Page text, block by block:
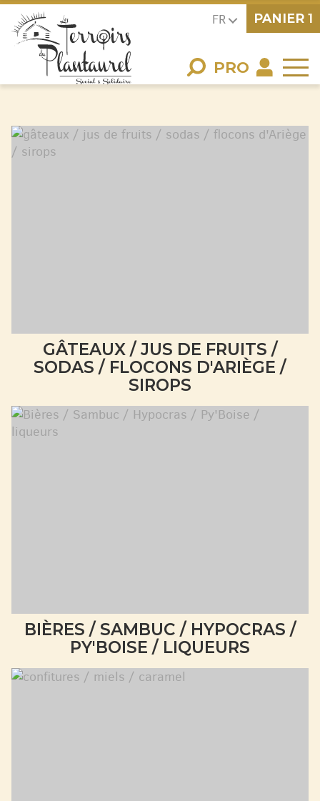
FR
PRO
PANIER 1
GÂTEAUX / JUS DE FRUITS /
SODAS / FLOCONS D'ARIÈGE /
SIROPS
BIÈRES / SAMBUC / HYPOCRAS /
PY'BOISE / LIQUEURS